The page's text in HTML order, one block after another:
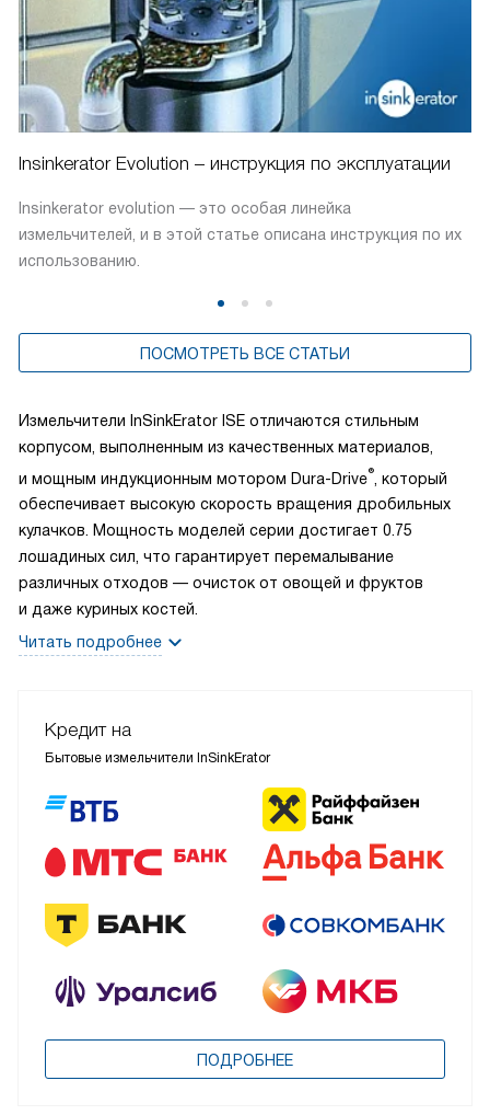
Insinkerator Evolution – инструкция по эксплуатации
Insinkerator evolution — это особая линейка
измельчителей, и в этой статье описана инструкция по их
использованию.
ПОСМОТРЕТЬ ВСЕ СТАТЬИ
Измельчители InSinkErator ISE отличаются стильным
корпусом, выполненным из качественных материалов,
и мощным индукционным мотором Dura-Drive® , который
обеспечивает высокую скорость вращения дробильных
кулачков. Мощность моделей серии достигает 0.75
лошадиных сил, что гарантирует перемалывание
различных отходов — очисток от овощей и фруктов
и даже куриных костей.
Читать подробнее
Кредит на
Бытовые измельчители InSinkErator
ПОДРОБНЕЕ